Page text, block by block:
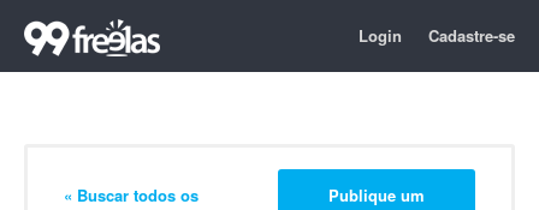
Login Cadastre-se
« Buscar todos os
Publique um